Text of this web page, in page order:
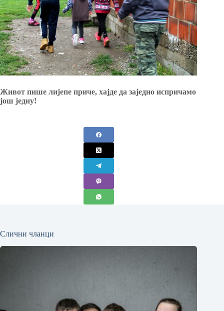
Живот пише лијепе приче, хајде да заједно испричамо
још једну!
Слични чланци